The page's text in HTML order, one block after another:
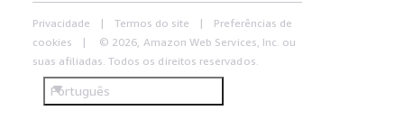
Privacidade Termos do site
Preferências de
cookies
© 2026, Amazon Web Services, Inc. ou
suas afiliadas. Todos os direitos reservados.
Português